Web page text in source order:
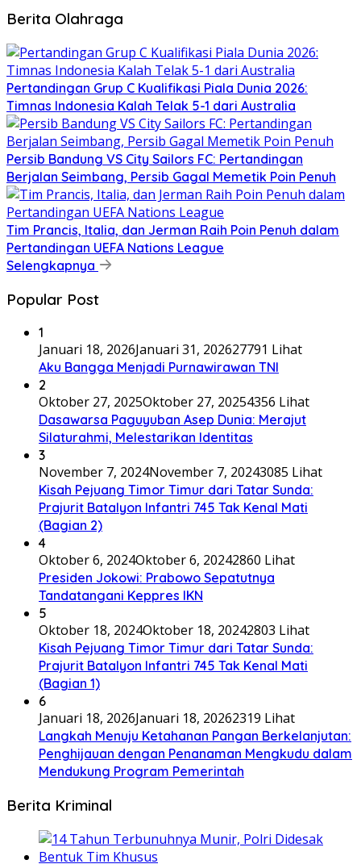
Berita Olahraga
Pertandingan Grup C Kualifikasi Piala Dunia 2026:
Timnas Indonesia Kalah Telak 5-1 dari Australia
Persib Bandung VS City Sailors FC: Pertandingan
Berjalan Seimbang, Persib Gagal Memetik Poin Penuh
Tim Prancis, Italia, dan Jerman Raih Poin Penuh dalam
Pertandingan UEFA Nations League
Selengkapnya
Popular Post
1
Januari 18, 2026Januari 31, 202627791 Lihat
Aku Bangga Menjadi Purnawirawan TNI
2
Oktober 27, 2025Oktober 27, 20254356 Lihat
Dasawarsa Paguyuban Asep Dunia: Merajut
Silaturahmi, Melestarikan Identitas
3
November 7, 2024November 7, 20243085 Lihat
Kisah Pejuang Timor Timur dari Tatar Sunda:
Prajurit Batalyon Infantri 745 Tak Kenal Mati
(Bagian 2)
4
Oktober 6, 2024Oktober 6, 20242860 Lihat
Presiden Jokowi: Prabowo Sepatutnya
Tandatangani Keppres IKN
5
Oktober 18, 2024Oktober 18, 20242803 Lihat
Kisah Pejuang Timor Timur dari Tatar Sunda:
Prajurit Batalyon Infantri 745 Tak Kenal Mati
(Bagian 1)
6
Januari 18, 2026Januari 18, 20262319 Lihat
Langkah Menuju Ketahanan Pangan Berkelanjutan:
Penghijauan dengan Penanaman Mengkudu dalam
Mendukung Program Pemerintah
Berita Kriminal